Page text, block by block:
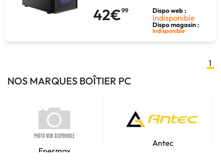
42€99 Dispo web :
Indisponible
Dispo magasin :
Indisponible
1
NOS MARQUES BOÎTIER PC
Enermax
Antec